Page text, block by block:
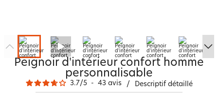
Peignoir d'intérieur confort homme
personnalisable
3.7/5 - 43 avis / Descriptif détaillé